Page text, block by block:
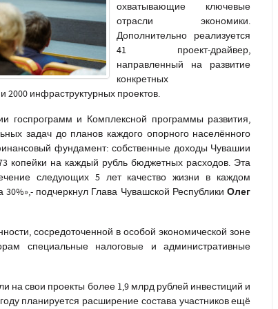
охватывающие ключевые
отрасли экономики.
Дополнительно реализуется
41 проект-драйвер,
направленный на развитие
конкретных
2000 инфраструктурных проектов.
госпрограмм и Комплексной программы развития,
задач до планов каждого опорного населённого
фундамент: собственные доходы Чувашии
копейки на каждый рубль бюджетных расходов. Эта
следующих 5 лет качество жизни в каждом
подчеркнул Глава Чувашской РеспубликиОлег
сосредоточенной в особой экономической зоне
специальные налоговые и административные
свои проекты более 1,9 млрд рублей инвестиций и
планируется расширение состава участников ещё